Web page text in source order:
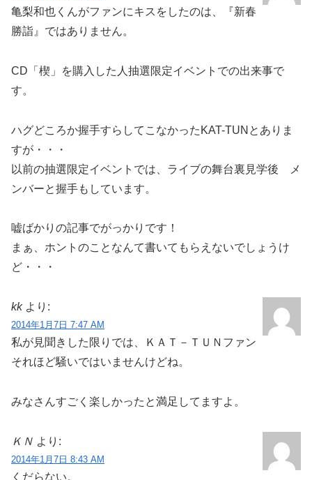
亀梨和也くんがファンにキスをしたのは、『新春
勝詣』ではありません。
CD「楔」を購入した人抽選限定イベントでの出来事で
す。
ハグどころか握手すらしてこなかったKAT-TUNとありま
すが・・・
以前の抽選限定イベントでは、ライブの舞台裏見学後 メ
ンバーと握手もしています。
嘘ばかりの記事でがっかりです！
まぁ、ホントのことなんて書いてもらえないでしょうけ
ど・・・
kk より:
2014年1月7日 7:47 AM
私が見聞きした限りでは、ＫＡＴ－ＴＵＮファン
それほど騒いではいませんけどね。
みなさんすごく楽しかったと満足してますよ。
ＫＮ より:
2014年1月7日 8:43 AM
くだらない。